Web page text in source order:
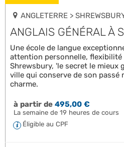
ANGLETERRE >
ANGLAIS GÉNÉRAL À
Une école de langue
attention personnelle,
Shrewsbury, 'le secret le mieux
ville qui conserve de son passé
charme.
à partir de495,00 €
La semaine de 19 heures de cours
Éligible au CPF